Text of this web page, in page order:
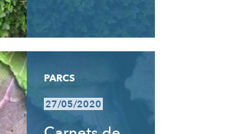
PARCS
27/05/2020